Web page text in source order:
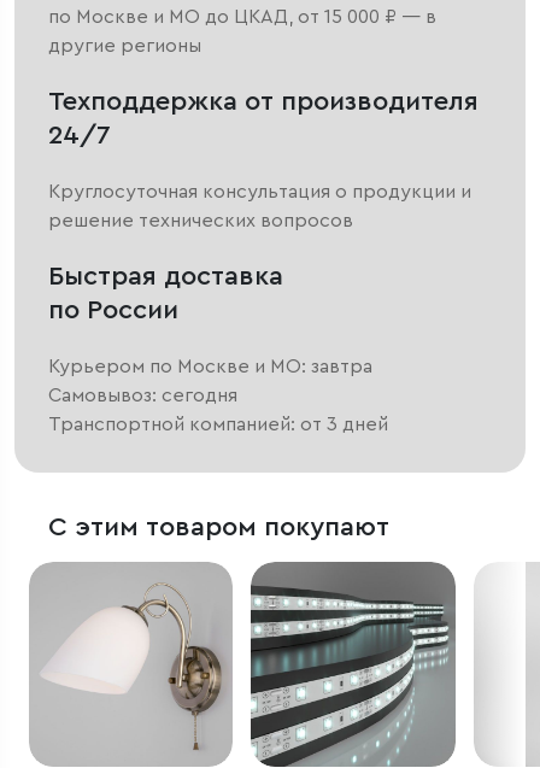
по Москве и МО до ЦКАД, от 15 000 ₽ — в
другие регионы
Техподдержка от производителя
24/7
Круглосуточная консультация о продукции и
решение технических вопросов
Быстрая доставка
по России
Курьером по Москве и МО: завтра
Самовывоз: сегодня
Транспортной компанией: от 3 дней
С этим товаром покупают